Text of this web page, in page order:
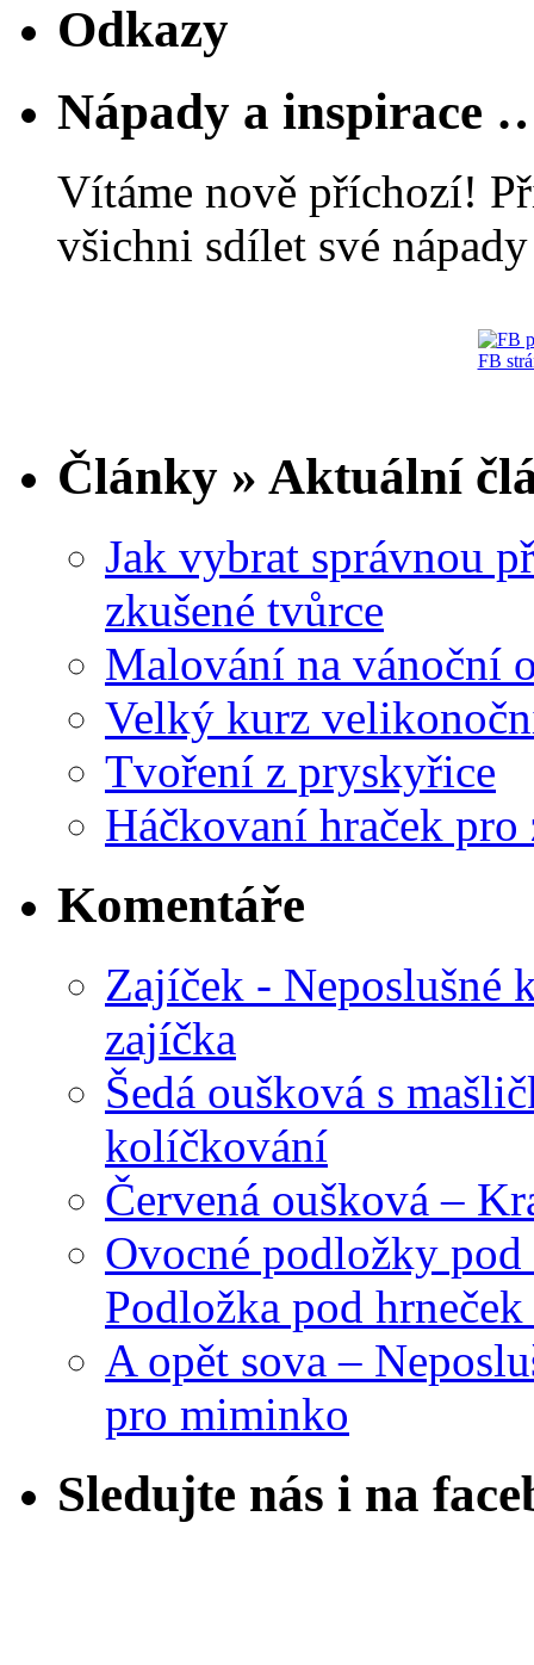
Odkazy
Nápady a inspirace
Vítáme nově příchozí!
všichni sdílet své
FB
Články » Aktuální
Jak vybrat správnou
zkušené tvůrce
Malování na vánoční
Velký kurz
Tvoření z pryskyřice
Háčkovaní hraček pro
Komentáře
Zajíček - Neposlušné
zajíčka
Šedá oušková s
kolíčkování
Červená oušková –
Ovocné podložky
Podložka pod
A opět sova –
pro miminko
Sledujte nás i na